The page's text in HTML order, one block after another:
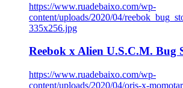
https://www.ruadebaixo.com/wp-
content/uploads/2020/04/
335x256.jpg
Reebok x Alien U.S.C.M. Bug
https://www.ruadebaixo.com/wp-
content/uploads/2020/04/oris-x-